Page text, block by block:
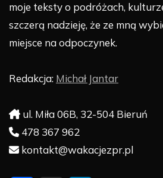
moje teksty o podróżach,
szczerą nadzieję, że ze mną
miejsce na odpoczynek.
Redakcja: Michał Jantar
ul. Miła 06B, 32-504 Bieruń
478 367 962
kontakt@wakacjezpr.pl